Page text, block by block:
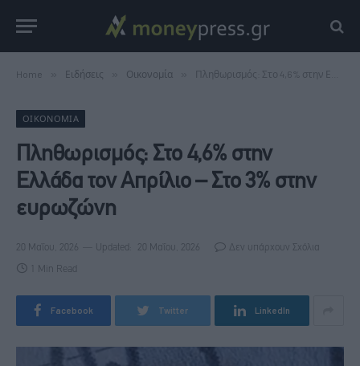
Home Ειδήσεις Οικονομία Πληθωρισμός: Στο 4,6% στην Ελλάδα τον Απρίλιο – Στο 3% στην ευρωζώνη
ΟΙΚΟΝΟΜΊΑ
Πληθωρισμός: Στο 4,6% στην
Ελλάδα τον Απρίλιο – Στο 3% στην
ευρωζώνη
20 Μαΐου, 2026 Updated: 20 Μαΐου, 2026 Δεν υπάρχουν Σχόλια
1 Min Read
Facebook Twitter LinkedIn